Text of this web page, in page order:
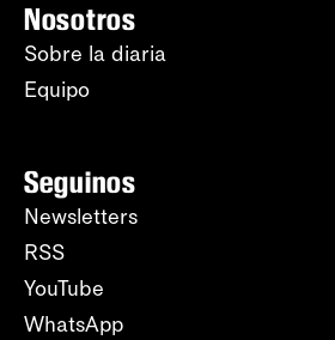
Nosotros
Sobre la diaria
Equipo
Seguinos
Newsletters
RSS
YouTube
WhatsApp